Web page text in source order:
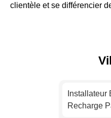
clientèle et se différencier
Installateur
Recharge